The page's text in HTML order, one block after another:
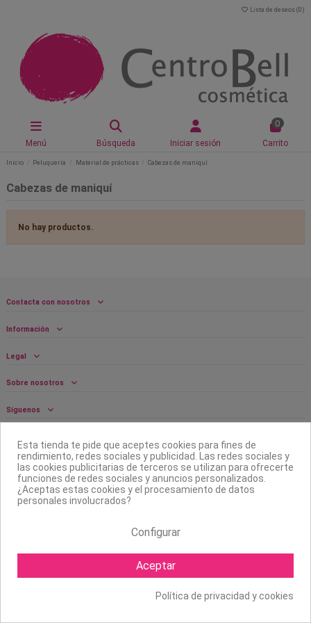
Lista de deseos (0 )
Menú Búsqueda Iniciar sesión
0
Carrito
Inicio Peluquería Material de prácticas Cabezas de maniquí
Cabezas de maniquí
No hay productos.
Contacta con nosotros
Información
Legal
Sobre nosotros
Síguenos
2026 Mapexbell S.L. Todos los derechos reservados.
Esta tienda te pide que aceptes cookies para fines de
rendimiento, redes sociales y publicidad. Las redes sociales y
las cookies publicitarias de terceros se utilizan para ofrecerte
funciones de redes sociales y anuncios personalizados.
¿Aceptas estas cookies y el procesamiento de datos
personales involucrados?
Configurar
Aceptar
Política de privacidad y cookies